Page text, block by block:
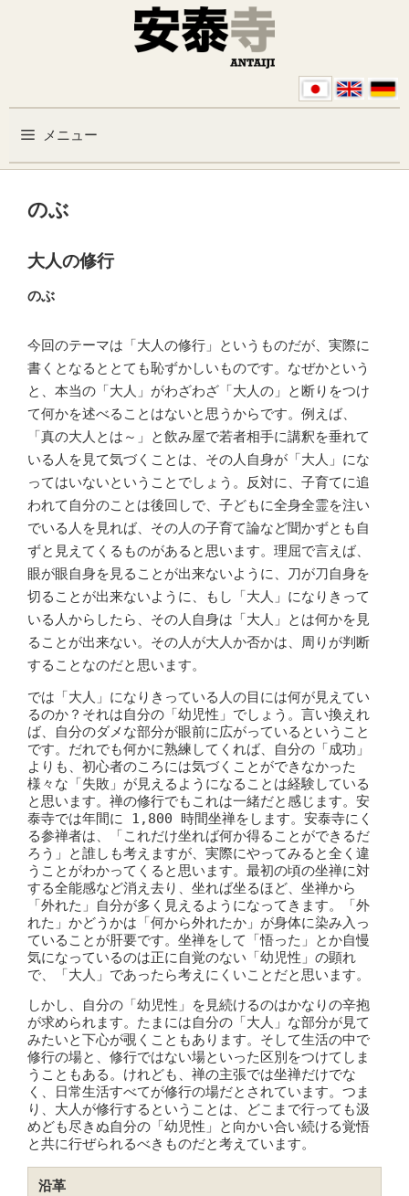
コンテンツへスキップ
メニュー
のぶ
大人の修行
のぶ
今回のテーマは「大人の修行」というものだが、実際に
書くとなるととても恥ずかしいものです。なぜかという
と、本当の「大人」がわざわざ「大人の」と断りをつけ
て何かを述べることはないと思うからです。例えば、
「真の大人とは～」と飲み屋で若者相手に講釈を垂れて
いる人を見て気づくことは、その人自身が「大人」にな
ってはいないということでしょう。反対に、子育てに追
われて自分のことは後回しで、子どもに全身全霊を注い
でいる人を見れば、その人の子育て論など聞かずとも自
ずと見えてくるものがあると思います。理屈で言えば、
眼が眼自身を見ることが出来ないように、刀が刀自身を
切ることが出来ないように、もし「大人」になりきって
いる人からしたら、その人自身は「大人」とは何かを見
ることが出来ない。その人が大人か否かは、周りが判断
することなのだと思います。
では「大人」になりきっている人の目には何が見えてい
るのか？それは自分の「幼児性」でしょう。言い換えれ
ば、自分のダメな部分が眼前に広がっているということ
です。だれでも何かに熟練してくれば、自分の「成功」
よりも、初心者のころには気づくことができなかった
様々な「失敗」が見えるようになることは経験している
と思います。禅の修行でもこれは一緒だと感じます。安
泰寺では年間に 1,800 時間坐禅をします。安泰寺にく
る参禅者は、「これだけ坐れば何か得ることができるだ
ろう」と誰しも考えますが、実際にやってみると全く違
うことがわかってくると思います。最初の頃の坐禅に対
する全能感など消え去り、坐れば坐るほど、坐禅から
「外れた」自分が多く見えるようになってきます。「外
れた」かどうかは「何から外れたか」が身体に染み入っ
ていることが肝要です。坐禅をして「悟った」とか自慢
気になっているのは正に自覚のない「幼児性」の顕れ
で、「大人」であったら考えにくいことだと思います。
しかし、自分の「幼児性」を見続けるのはかなりの辛抱
が求められます。たまには自分の「大人」な部分が見て
みたいと下心が覗くこともあります。そして生活の中で
修行の場と、修行ではない場といった区別をつけてしま
うこともある。けれども、禅の主張では坐禅だけでな
く、日常生活すべてが修行の場だとされています。つま
り、大人が修行するということは、どこまで行っても汲
めども尽きぬ自分の「幼児性」と向かい合い続ける覚悟
と共に行ぜられるべきものだと考えています。
沿革